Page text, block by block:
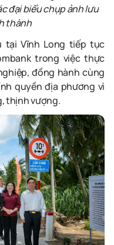
đại biểu chụp ảnh lưu
thành
tại Vĩnh Long tiếp tục
trong việc thực
đồng hành cùng
quyền địa phương vì
thịnh vượng.